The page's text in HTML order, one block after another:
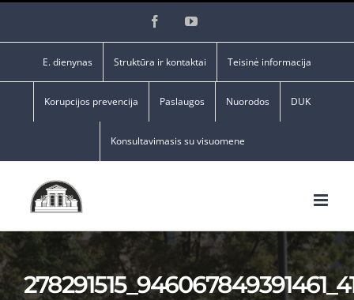
FacebookYouTube
E. dienynas Struktūra ir kontaktai Teisinė informacija
Korupcijos prevencija Paslaugos Nuorodos DUK
Konsultavimasis su visuomene